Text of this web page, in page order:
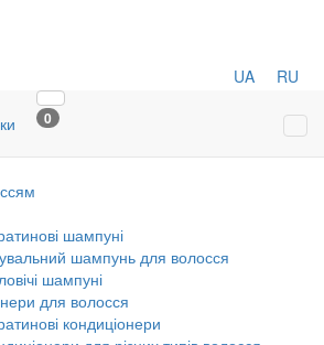
UA RU
0
шампуні
шампунь для волосся
шампуні
для волосся
кондиціонери